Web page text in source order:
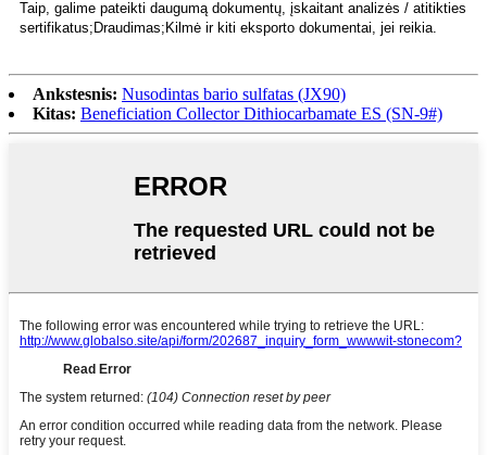
Taip, galime pateikti daugumą dokumentų, įskaitant analizės / atitikties
sertifikatus;Draudimas;Kilmė ir kiti eksporto dokumentai, jei reikia.
Ankstesnis: Nusodintas bario sulfatas (JX90)
Kitas: Beneficiation Collector Dithiocarbamate ES (SN-9#)